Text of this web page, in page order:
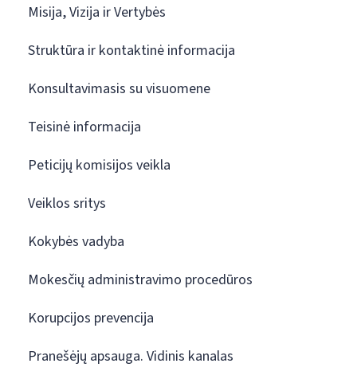
Misija, Vizija ir Vertybės
Struktūra ir kontaktinė informacija
Konsultavimasis su visuomene
Teisinė informacija
Peticijų komisijos veikla
Veiklos sritys
Kokybės vadyba
Mokesčių administravimo procedūros
Korupcijos prevencija
Pranešėjų apsauga. Vidinis kanalas